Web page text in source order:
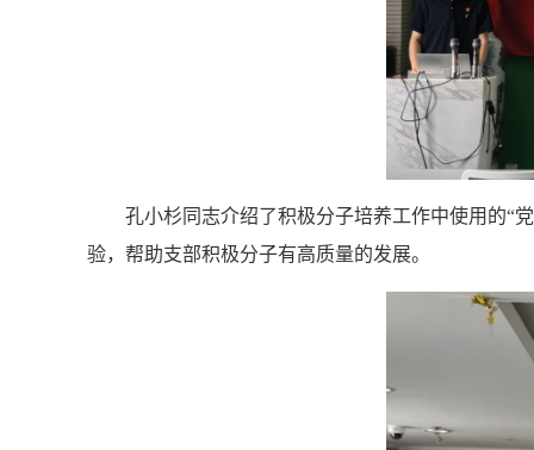
孔小杉同志介绍了积极分子培养工作中使用的“
验，帮助支部积极分子有高质量的发展。